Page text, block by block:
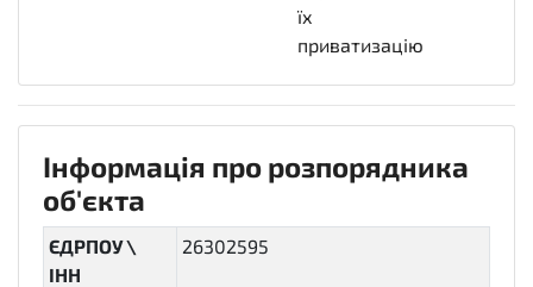
їх
приватизацію
Інформація про розпорядника
об'єкта
ЄДРПОУ \
ІНН
26302595